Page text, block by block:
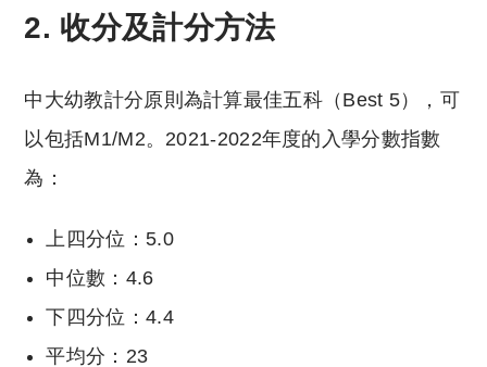
2. 收分及計分方法
中大幼教計分原則為計算最佳五科（Best 5），可
以包括M1/M2。2021-2022年度的入學分數指數
為：
上四分位：5.0
中位數：4.6
下四分位：4.4
平均分：23